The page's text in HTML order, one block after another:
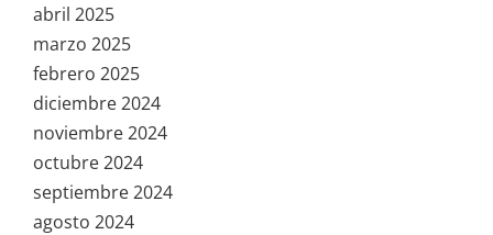
abril 2025
marzo 2025
febrero 2025
diciembre 2024
noviembre 2024
octubre 2024
septiembre 2024
agosto 2024